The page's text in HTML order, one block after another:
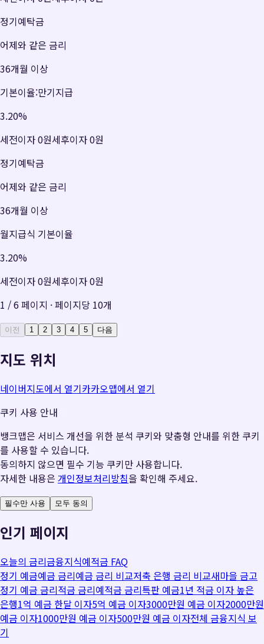
정기예탁금
어제와 같은 금리
36개월 이상
기본이율:만기지급
3.20%
세전이자0원세후이자0원
정기예탁금
어제와 같은 금리
36개월 이상
월지급식 기본이율
3.20%
세전이자0원세후이자0원
1 /6페이지 · 페이지당 10개
이전 1 2 3 4 5 다음
지도 위치
네이버지도에서 열기카카오맵에서 열기
쿠키 사용 안내
뱅크맵은 서비스 개선을 위한 분석 쿠키와 맞춤형 안내를 위한 쿠키
를 사용할 수 있습니다.
동의하지 않으면 필수 기능 쿠키만 사용합니다.
자세한 내용은 개인정보처리방침을 확인해 주세요.
필수만 사용 모두 동의
인기 페이지
오늘의 금리금융지식예적금 FAQ
정기 예금예금 금리예금 금리 비교저축 은행 금리 비교새마을 금고
정기 예금 금리적금 금리예적금 금리특판 예금1년 적금 이자 높은
은행1억 예금 한달 이자5억 예금 이자3000만원 예금 이자2000만원
예금 이자1000만원 예금 이자500만원 예금 이자전체 금융지식 보
기